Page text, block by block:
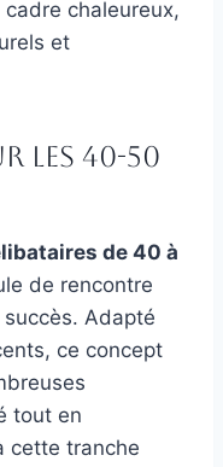
cadre chaleureux,
et
les 40-50
de 40 à
de rencontre
Adapté
ce concept
tout en
cette tranche